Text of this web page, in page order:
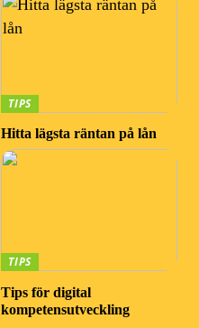
TIPS
Hitta lägsta räntan på lån
TIPS
Tips för digital
kompetensutveckling